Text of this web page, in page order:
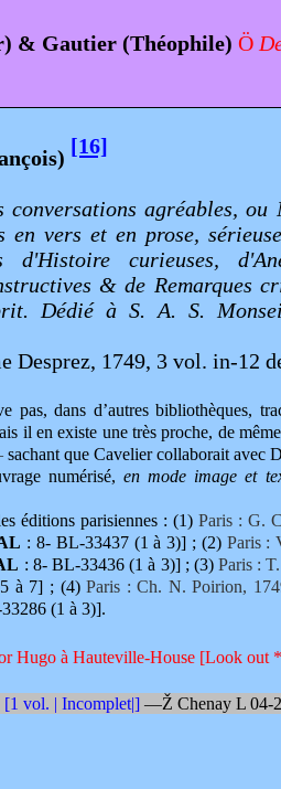
Gautier (Théophile) Ö
[16]
conversations agréables, ou
en vers et en prose,
d'Histoire curieuses,
& de Remarques
Dédié à S. A. S.
Desprez, 1749, 3 vol. in-12
d’autres bibliothèques, traces
il en existe une très proche, de
sachant que Cavelier collaborait avec
numérisé, en mode image et
parisiennes : (1)Paris : G.
: 8- BL-33437 (1 à 3)] ; (2) Paris :
: 8- BL-33436 (1 à 3)] ; (3)Paris :
à 7] ; (4)Paris : Ch. N. Poirion,
(1 à 3)].
Hugo à Hauteville-House [Look out
[1 vol. | Incomplet|]—Ž Chenay L 04-